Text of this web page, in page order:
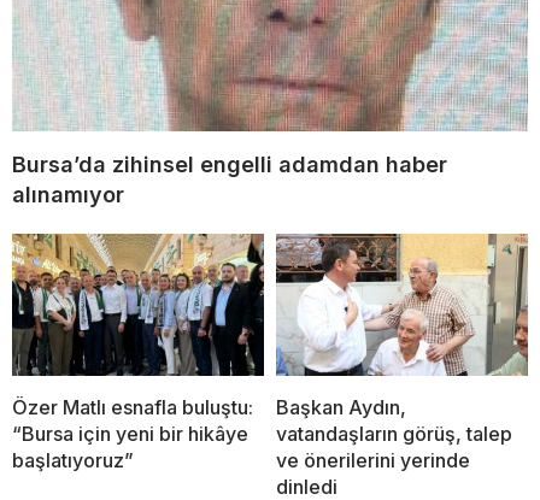
Bursa’da zihinsel engelli adamdan haber
alınamıyor
Özer Matlı esnafla buluştu:
“Bursa için yeni bir hikâye
başlatıyoruz”
Başkan Aydın,
vatandaşların görüş, talep
ve önerilerini yerinde
dinledi